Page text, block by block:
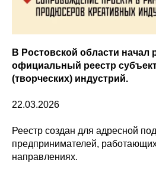
В Ростовской области начал
официальный реестр
(творческих) индустрий.
22.03.2026
Реестр создан для адресной
предпринимателей,
направлениях.